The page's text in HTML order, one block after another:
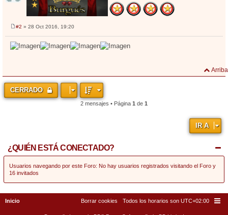
e
n
s
#2 » 28 Oct 2016, 19:20
Arriba
CERRADO
2 mensajes • Página 1 de 1
IR A
¿QUIÉN ESTÁ CONECTADO?
Usuarios navegando por este Foro: No hay usuarios registrados visitando el Foro y
16 invitados
Inicio Todos los horarios son UTC+02:00
Borrar cookies